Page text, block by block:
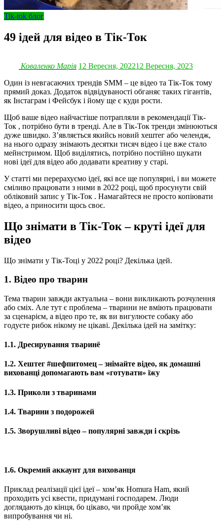
Tik-tok блог
49 ідей для відео в Тік-Ток
Коваленко Марія 12 Вересня, 202212 Вересня, 2023
Один із невгасаючих трендів SMM – це відео та Тік-Ток тому
прямий доказ. Додаток відвідуваності обганяє таких гігантів,
як Інстаграм і Фейсбук і йому ще є куди рости.
Щоб ваше відео найчастіше потрапляли в рекомендації Тік-
Ток , потрібно бути в тренді. Але в Тік-Ток тренди змінюються
дуже швидко. З’являється якийсь новий хештег або челендж,
на нього одразу знімають десятки тисяч відео і це вже стало
мейнстримом. Щоб виділятись, потрібно постійно шукати
нові ідеї для відео або додавати креативу у старі.
У статті ми перерахуємо ідеї, які все ще популярні, і ви можете
сміливо працювати з ними в 2022 році, щоб просунути свій
обліковий запис у Тік-Ток . Намагайтеся не просто копіювати
відео, а приносити щось своє.
Що знімати в Тік-Ток – круті ідеї для
відео
Що знімати у Тік-Тоці у 2022 році? Декілька ідей.
1. Відео про тварин
Тема тварин завжди актуальна – вони викликають розчулення
або сміх. Але тут є проблема – тварини не вміють працювати
за сценарієм, а відео про те, як ви вигулюєте собаку або
годуєте рибок нікому не цікаві. Декілька ідей на замітку:
1.1. Дресирування тваринё
1.2. Хештег #шефпитомец – знімайте відео, як домашні
вихованці допомагають вам «готувати» їжу
1.3. Приколи з тваринами
1.4. Тварини з подорожей
1.5. Зворушливі відео – популярні завжди і скрізь
1.6. Окремий аккаунт для вихованця
Приклад реалізації цієї ідеї – хом’як Homura Ham, який
проходить усі квести, придумані господарем. Люди
доглядають до кінця, бо цікаво, чи пройде хом’як
випробування чи ні.